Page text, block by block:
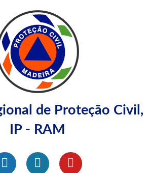
de Proteção Civil,
IP - RAM